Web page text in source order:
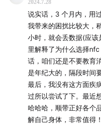
嘉宾：陈晓艳/Grace
场准入总监
嘉宾：Nixon，科技播客“
主播：明月，果壳主编
主播：游识猷，果壳主笔
🌰时间轴🌰
2024.7.28
说实话，3 个月内，用
我带来的困扰比较大，
小时，就会丢数据(应
里解释了为什么选择nfc，不
话，咱们还是不要教育
是年纪大的，隔段时间
最后，我没有这方面疾
过所以尝试了下。最近
哈哈哈，顺带正好各个
解自己身体，非常值得！